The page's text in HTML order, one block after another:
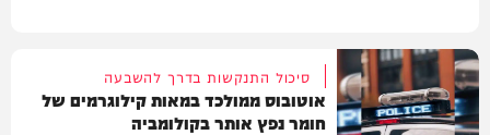
סיכול התנקשות בדרך להשבעה
אוטובוס ממולכד במאות קילוגרמים של
חומר נפץ אותר בקולומביה